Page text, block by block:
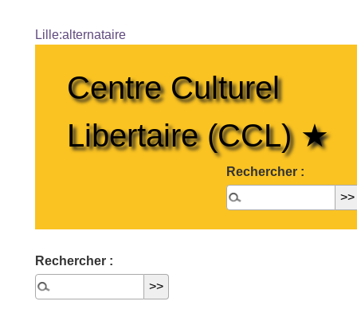
Lille:alternataire
Centre Culturel
Libertaire (CCL) ★
Rechercher :
Rechercher :